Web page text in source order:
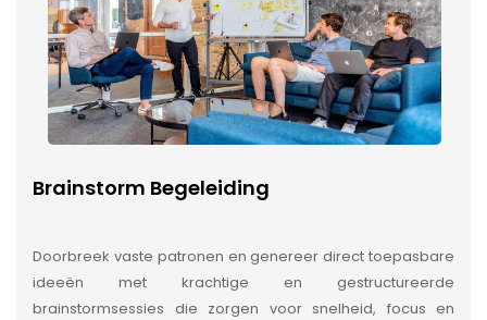
Brainstorm Begeleiding
Doorbreek vaste patronen en genereer direct toepasbare
ideeën met krachtige en gestructureerde
brainstormsessies die zorgen voor snelheid, focus en